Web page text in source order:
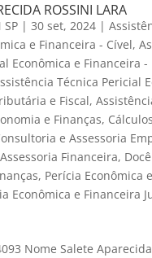
ROSSINI LARA
SP| 30 set, 2024|
e Financeira - Cível,
Econômica e Financeira -
Técnica Pericial
e Fiscal,
e Finanças, Cálculos
e Assessoria
Financeira,
, Perícia Econômica
Econômica e Financeira
Nome Salete